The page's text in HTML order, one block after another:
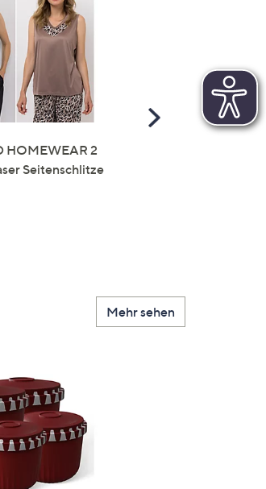
HOMEWEAR 2
Seitenschlitze
Scroll
Mehr sehen